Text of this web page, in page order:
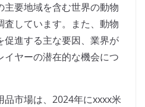
主要地域を含む世界の動物
査しています。また、動物
促進する主な要因、業界が
イヤーの潜在的な機会につ
市場は、2024年にxxxx米